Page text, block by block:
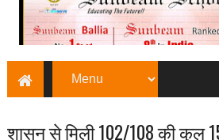
शासन से मिली 102/108 की कुल